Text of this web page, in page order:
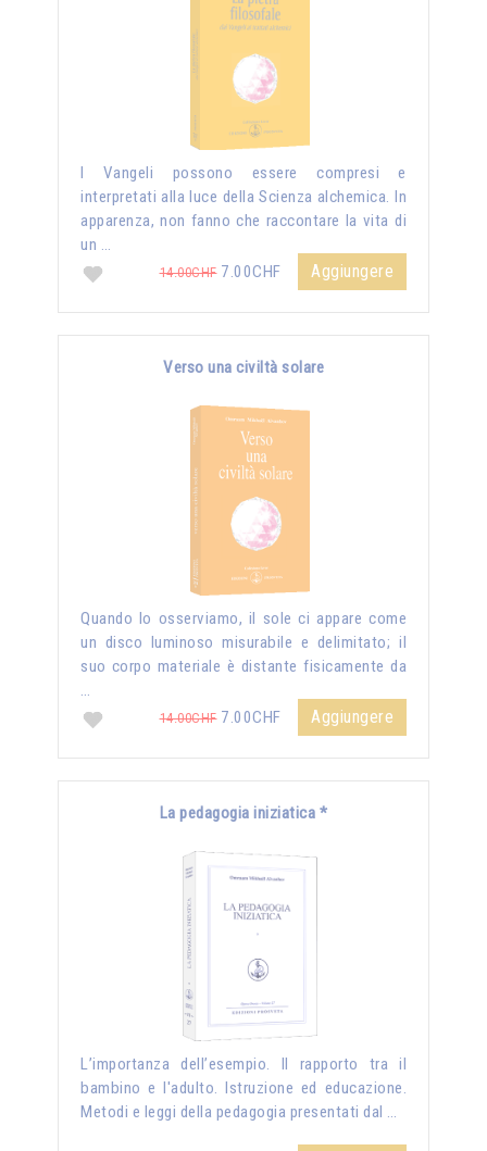
I Vangeli possono essere compresi e
interpretati alla luce della Scienza alchemica. In
apparenza, non fanno che raccontare la vita di
un …
14.00CHF7.00CHF Aggiungere
Verso una civiltà solare
Quando lo osserviamo, il sole ci appare come
un disco luminoso misurabile e delimitato; il
suo corpo materiale è distante fisicamente da
…
14.00CHF7.00CHF Aggiungere
La pedagogia iniziatica *
L’importanza dell’esempio. Il rapporto tra il
bambino e l'adulto. Istruzione ed educazione.
Metodi e leggi della pedagogia presentati dal …